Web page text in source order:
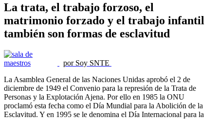
La trata, el trabajo forzoso, el
matrimonio forzado y el trabajo infantil
también son formas de esclavitud
por Soy SNTE
La Asamblea General de las Naciones Unidas aprobó el 2 de
diciembre de 1949 el Convenio para la represión de la Trata de
Personas y la Explotación Ajena. Por ello en 1985 la ONU
proclamó esta fecha como el Día Mundial para la Abolición de la
Esclavitud. Y en 1995 se le denomina el Día Internacional para la